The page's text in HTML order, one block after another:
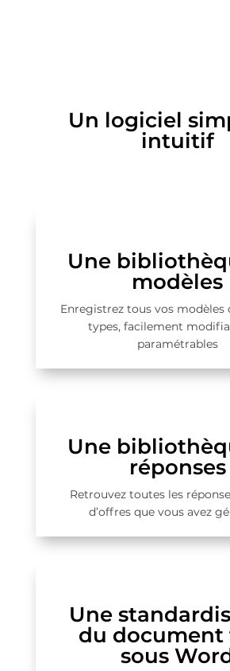
Un logiciel
intuitif
Une
modèles
Enregistrez tous vos modèles
types, facilement
paramétrables
Une
réponses
Retrouvez toutes les
d’offres que vous avez
Une
du document
sous